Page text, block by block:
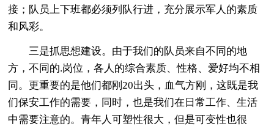
接；队员上下班都必须列队行进，充分展示军人的素质
和风彩。
三是抓思想建设。由于我们的队员来自不同的地
方，不同的.岗位，各人的综合素质、性格、爱好均不相
同。更重要的是他们都刚20出头，血气方刚，这既是我
们保安工作的需要，同时，也是我们在日常工作、生活
中需要注意的。青年人可塑性很大，但是可变性也很